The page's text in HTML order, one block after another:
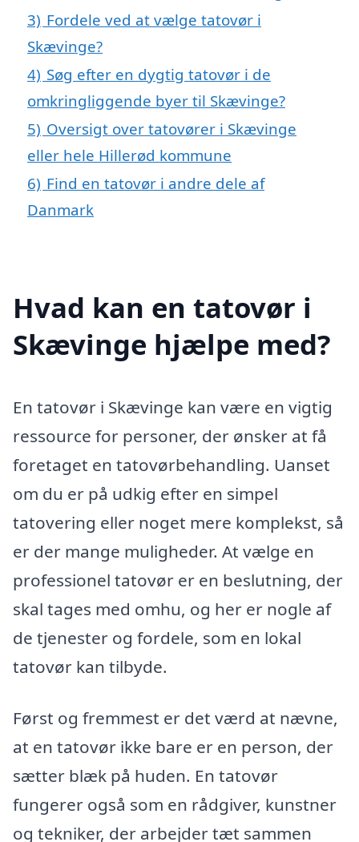
3) Fordele ved at vælge tatovør i
Skævinge?
4) Søg efter en dygtig tatovør i de
omkringliggende byer til Skævinge?
5) Oversigt over tatovører i Skævinge
eller hele Hillerød kommune
6) Find en tatovør i andre dele af
Danmark
Hvad kan en tatovør i
Skævinge hjælpe med?
En tatovør i Skævinge kan være en vigtig
ressource for personer, der ønsker at få
foretaget en tatovørbehandling. Uanset
om du er på udkig efter en simpel
tatovering eller noget mere komplekst, så
er der mange muligheder. At vælge en
professionel tatovør er en beslutning, der
skal tages med omhu, og her er nogle af
de tjenester og fordele, som en lokal
tatovør kan tilbyde.
Først og fremmest er det værd at nævne,
at en tatovør ikke bare er en person, der
sætter blæk på huden. En tatovør
fungerer også som en rådgiver, kunstner
og tekniker, der arbejder tæt sammen